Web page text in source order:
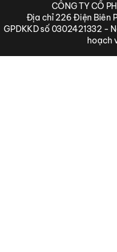
CÔNG TY CỔ
Địa chỉ 226 Điện Biên
GPDKKD số 0302421332 -
hoạch